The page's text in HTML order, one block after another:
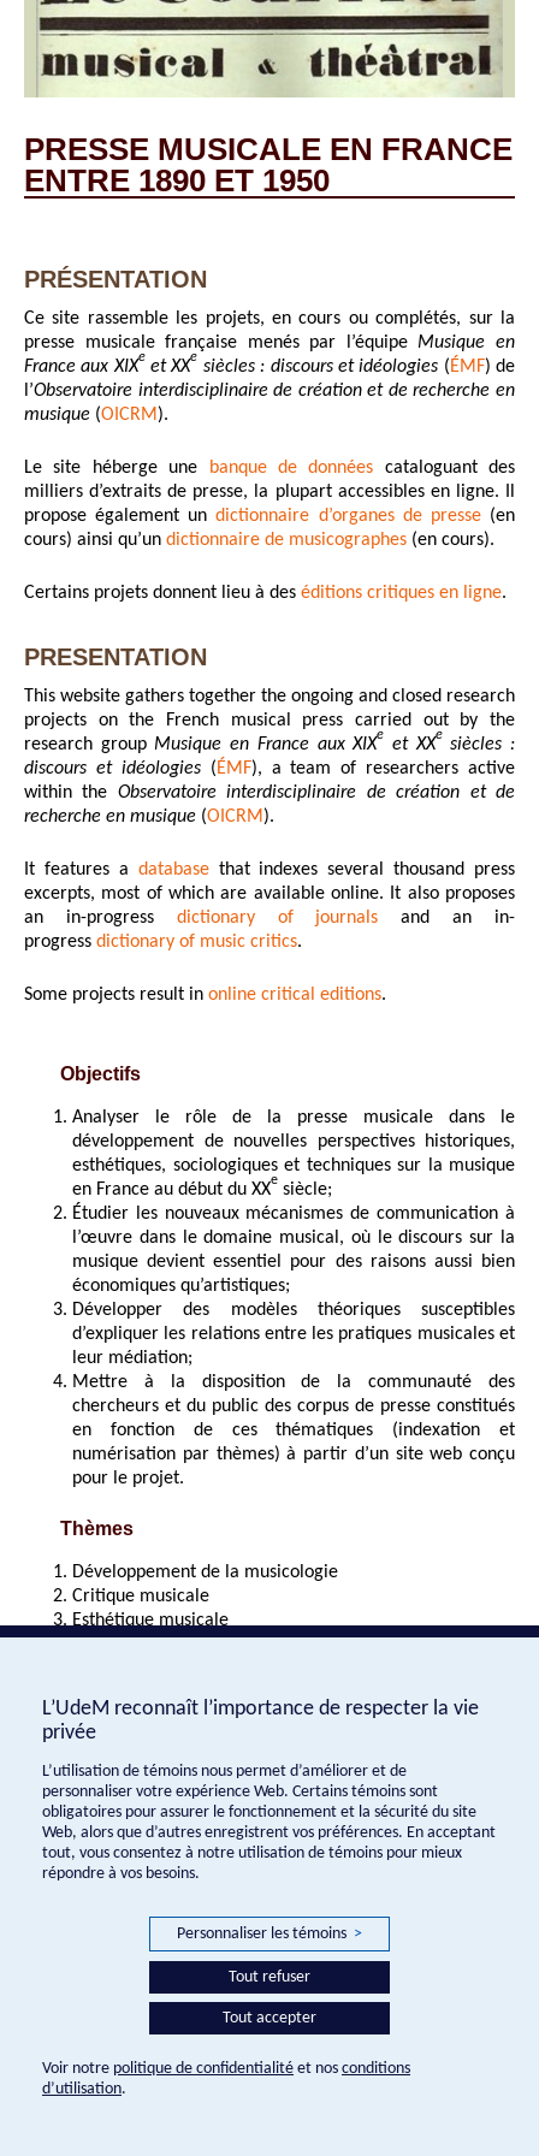
PRESSE MUSICALE EN FRANCE
ENTRE 1890 ET 1950
PRÉSENTATION
Ce site rassemble les projets, en cours ou complétés, sur la
presse musicale française menés par l’équipeMusique en
France aux XIXe et XXe siècles : discours et idéologies (ÉMF) de
l’Observatoire interdisciplinaire de création et de recherche en
musique (OICRM).
Le site héberge une banque de données cataloguant des
milliers d’extraits de presse, la plupart accessibles en ligne. Il
propose également undictionnaire d’organes de presse(en
cours) ainsi qu’un dictionnaire de musicographes (en cours).
Certains projets donnent lieu à des éditions critiques en ligne.
PRESENTATION
This website gathers together the ongoing and closed research
projects on the French musical press carried out by the
research groupMusique en France aux XIXe et XXe siècles :
discours et idéologies(ÉMF), a team of researchers active
within the Observatoire interdisciplinaire de création et de
recherche en musique (OICRM).
It features a databasethat indexes several thousand press
excerpts, most of which are available online. It also proposes
an in-progress dictionary of journals and an in-
progress dictionary of music critics.
Some projects result in online critical editions.
Objectifs
Analyser le rôle de la presse musicale dans le
développement de nouvelles perspectives historiques,
esthétiques, sociologiques et techniques sur la musique
en France au début du XXe siècle;
Étudier les nouveaux mécanismes de communication à
l’œuvre dans le domaine musical, où le discours sur la
musique devient essentiel pour des raisons aussi bien
économiques qu’artistiques;
Développer des modèles théoriques susceptibles
d’expliquer les relations entre les pratiques musicales et
leur médiation;
Mettre à la disposition de la communauté des
chercheurs et du public des corpus de presse constitués
en fonction de ces thématiques (indexation et
numérisation par thèmes) à partir d’un site web conçu
pour le projet.
Thèmes
Développement de la musicologie
Critique musicale
Esthétique musicale
L’UdeM reconnaît l’importance de respecter la vie
privée
L’utilisation de témoins nous permet d’améliorer et de
personnaliser votre expérience Web. Certains témoins sont
obligatoires pour assurer le fonctionnement et la sécurité du site
Web, alors que d’autres enregistrent vos préférences. En acceptant
tout, vous consentez à notre utilisation de témoins pour mieux
répondre à vos besoins.
Personnaliser les témoins >
Tout refuser
Tout accepter
Voir notre politique de confidentialité et nos conditions
d’utilisation.